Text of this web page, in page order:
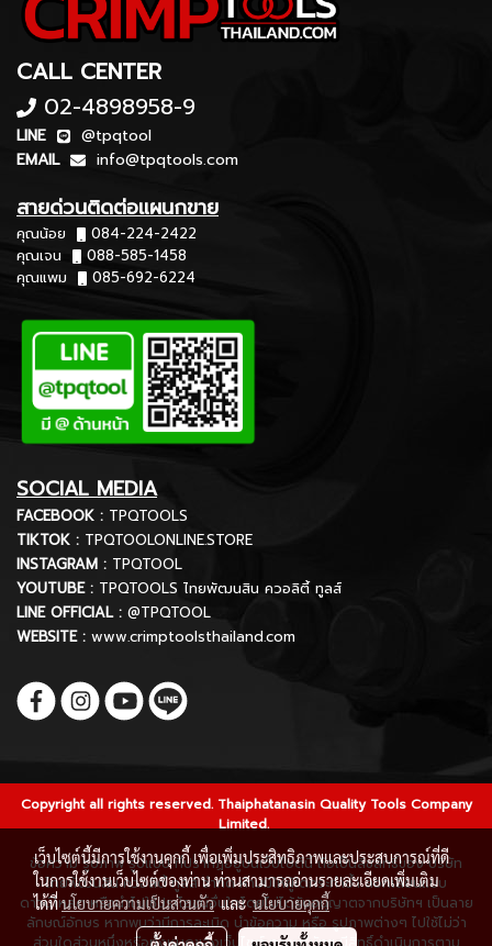
CALL CENTER
02-4898958-9
LINE
@tpqtool
EMAIL
info@tpqtools.com
สายด่วนติดต่อแผนกขาย
คุณน้อย
084-224-2422
คุณเจน
088-585-1458
คุณแพม
085-692-6224
SOCIAL MEDIA
FACEBOOK : TPQTOOLS
TIKTOK : TPQTOOLONLINE.STORE
INSTAGRAM : TPQTOOL
YOUTUBE : TPQTOOLS ไทยพัฒนสิน ควอลิตี้ ทูลส์
LINE OFFICIAL : @TPQTOOL
WEBSITE : www.crimptoolsthailand.com
Copyright all rights reserved. Thaiphatanasin Quality Tools Company
Limited.
ข้อความ รูปภาพ รูปแบบ ที่ปรากฏอยู่บนเว็บไซต์นี้ ถือเป็นลิขสิทธิ์ของ บริษัท
ไทยพัฒนสิน ควอลิตี้ ทูลส์ จำกัด ห้ามมิให้ผู้ใดกระทำซ้ำ ลอกเลียนแบบ
ดาวน์โหลด หรือนำไปใช้ประโยชน์อื่นใดโดยไม่ได้รับอนุญาตจากบริษัทฯ เป็นลาย
ลักษณ์อักษร หากพบว่ามีการละเมิด นำข้อความ หรือ รูปภาพต่างๆ ไปใช้ไม่ว่า
เว็บไซต์นี้มีการใช้งานคุกกี้ เพื่อเพิ่มประสิทธิภาพและประสบการณ์ที่ดี
ในการใช้งานเว็บไซต์ของท่าน ท่านสามารถอ่านรายละเอียดเพิ่มเติม
ได้ที่นโยบายความเป็นส่วนตัวและนโยบายคุกกี้